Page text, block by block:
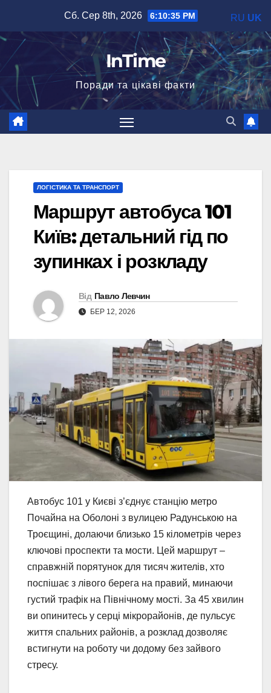
вмісту
Сб. Сер 8th, 2026 6:10:36 PM
InTime
Поради та цікаві факти
ЛОГІСТИКА ТА ТРАНСПОРТ
Маршрут автобуса 101
Київ: детальний гід по
зупинках і розкладу
Від Павло Левчин
БЕР 12, 2026
Автобус 101 у Києві з’єднує станцію метро
Почайна на Оболоні з вулицею Радунською на
Троєщині, долаючи близько 15 кілометрів через
ключові проспекти та мости. Цей маршрут –
справжній порятунок для тисяч жителів, хто
поспішає з лівого берега на правий, минаючи
густий трафік на Північному мості. За 45 хвилин
ви опинитесь у серці мікрорайонів, де пульсує
життя спальних районів, а розклад дозволяє
встигнути на роботу чи додому без зайвого
стресу.
RU UK